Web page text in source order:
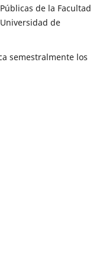
de la Facultad
de
semestralmente los